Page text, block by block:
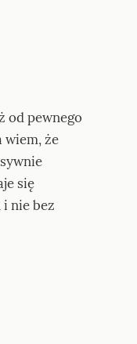
od pewnego
wiem, że
się
i nie bez